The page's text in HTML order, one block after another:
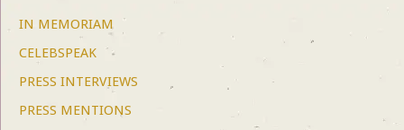
IN MEMORIAM
CELEBSPEAK
PRESS INTERVIEWS
PRESS MENTIONS